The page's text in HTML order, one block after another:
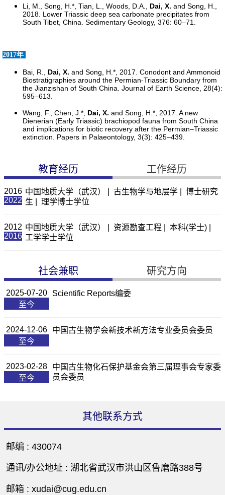
教育经历 工作经历
2016
2022
中国地质大学（武汉） | 古生物学与地层学 | 博士研究
生 | 理学博士学位
2012
2016
中国地质大学（武汉） | 资源勘查工程 | 本科(学士) |
工学学士学位
社会兼职 研究方向
2025-07-20
至今
Scientific Reports编委
2024-12-06
至今
中国古生物学会新技术新方法专业委员会委员
2023-02-28
至今
中国古生物化石保护基金会第三届理事会专家委
员会委员
其他联系方式
邮编 :430074
通讯/办公地址 :湖北省武汉市洪山区鲁磨路388号
邮箱 :xudai@cug.edu.cn